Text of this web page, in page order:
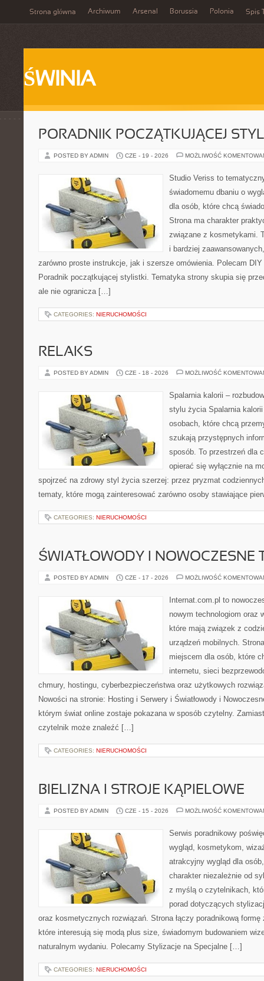
Strona główna Archiwum Arsenal Borussia Polonia Spis
ŚWINIA
PORADNIK POCZĄTKUJĄCEJ
POSTED BY ADMIN CZE - 19 - 2026 MOŻLIWOŚĆ
Studio Veriss to
świadomemu dbaniu o
dla osób, które chcą
Strona ma charakter
związane z kosmetykami.
i bardziej
zarówno proste instrukcje, jak i szersze omówienia. Polecam
Poradnik początkującej stylistki. Tematyka strony skupia się
ale nie ogranicza […]
CATEGORIES: NIERUCHOMOŚCI
RELAKS
POSTED BY ADMIN CZE - 18 - 2026 MOŻLIWOŚĆ
Spalarnia kalorii –
stylu życia Spalarnia
osobach, które chcą
szukają przystępnych
sposób. To przestrzeń dla
opierać się wyłącznie na
spojrzeć na zdrowy styl życia szerzej: przez pryzmat
tematy, które mogą zainteresować zarówno osoby stawiające
CATEGORIES: NIERUCHOMOŚCI
ŚWIATŁOWODY I NOWOCZESNE
POSTED BY ADMIN CZE - 17 - 2026 MOŻLIWOŚĆ
Internat.com.pl to
nowym technologiom oraz
które mają związek z
urządzeń mobilnych.
miejscem dla osób, które
internetu, sieci
chmury, hostingu, cyberbezpieczeństwa oraz użytkowych
Nowości na stronie: Hosting i Serwery i Światłowody i
którym świat online zostaje pokazana w sposób czytelny.
czytelnik może znaleźć […]
CATEGORIES: NIERUCHOMOŚCI
BIELIZNA I STROJE KĄPIELOWE
POSTED BY ADMIN CZE - 15 - 2026 MOŻLIWOŚĆ
Serwis poradnikowy
wygląd, kosmetykom,
atrakcyjny wygląd dla
charakter niezależnie od
z myślą o czytelnikach,
porad dotyczących
oraz kosmetycznych rozwiązań. Strona łączy poradnikową
które interesują się modą plus size, świadomym budowaniem
naturalnym wydaniu. Polecamy Stylizacje na Specjalne […]
CATEGORIES: NIERUCHOMOŚCI